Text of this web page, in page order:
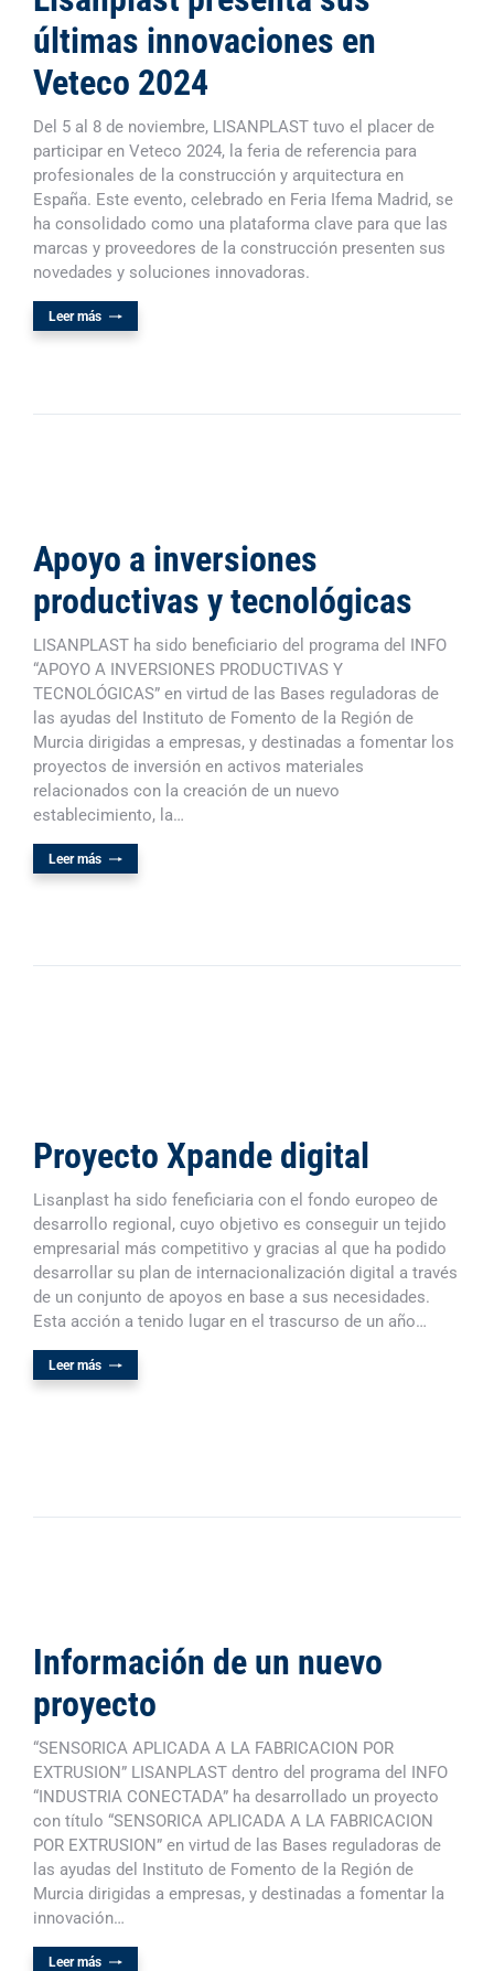
últimas innovaciones en
Veteco 2024
Del 5 al 8 de noviembre, LISANPLAST tuvo el placer de
participar en Veteco 2024, la feria de referencia para
profesionales de la construcción y arquitectura en
España. Este evento, celebrado en Feria Ifema Madrid, se
ha consolidado como una plataforma clave para que las
marcas y proveedores de la construcción presenten sus
novedades y soluciones innovadoras.
Leer más
Apoyo a inversiones
productivas y tecnológicas
LISANPLAST ha sido beneficiario del programa del INFO
“APOYO A INVERSIONES PRODUCTIVAS Y
TECNOLÓGICAS” en virtud de las Bases reguladoras de
las ayudas del Instituto de Fomento de la Región de
Murcia dirigidas a empresas, y destinadas a fomentar los
proyectos de inversión en activos materiales
relacionados con la creación de un nuevo
establecimiento, la…
Leer más
Proyecto Xpande digital
Lisanplast ha sido feneficiaria con el fondo europeo de
desarrollo regional, cuyo objetivo es conseguir un tejido
empresarial más competitivo y gracias al que ha podido
desarrollar su plan de internacionalización digital a través
de un conjunto de apoyos en base a sus necesidades.
Esta acción a tenido lugar en el trascurso de un año…
Leer más
Información de un nuevo
proyecto
“SENSORICA APLICADA A LA FABRICACION POR
EXTRUSION” LISANPLAST dentro del programa del INFO
“INDUSTRIA CONECTADA” ha desarrollado un proyecto
con título “SENSORICA APLICADA A LA FABRICACION
POR EXTRUSION” en virtud de las Bases reguladoras de
las ayudas del Instituto de Fomento de la Región de
Murcia dirigidas a empresas, y destinadas a fomentar la
innovación…
Leer más